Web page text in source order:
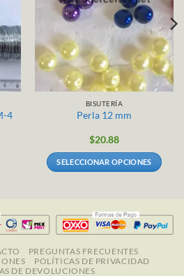
4
BISUTERÍA
Perla 12 mm
$20.88
SELECCIONAR OPCIONES
múltiples
variantes.
Las
opciones
PREGUNTAS FRECUENTES
POLÍTICAS DE PRIVACIDAD
DE DEVOLUCIONES